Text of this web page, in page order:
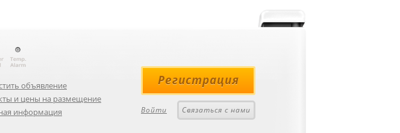
объявление
и цены на размещение
информация
Регистрация
Войти Связаться с нами